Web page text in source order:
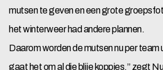
mutsen te geven en een grote
het winterweer had andere plannen.
Daarom worden de mutsen nu per team
gaat het om al die blije koppies,” zegt